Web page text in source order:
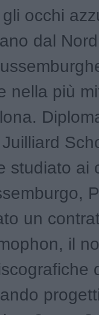
occhi
dal
nella più
studiato ai
un
il